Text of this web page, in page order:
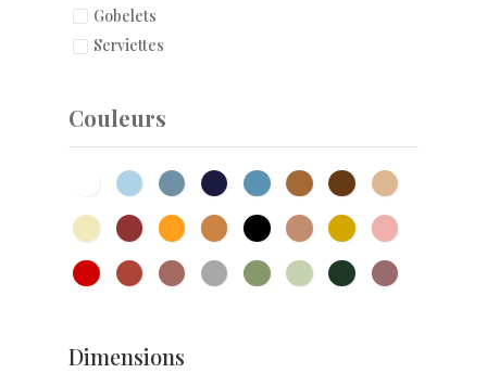
Gobelets
Serviettes
Couleurs
Dimensions